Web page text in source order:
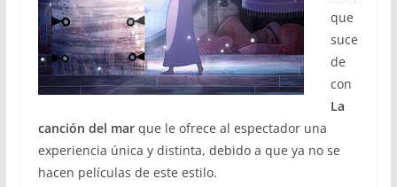
que
suce
de
con
La
canción del marque le ofrece al espectador una
experiencia única y distinta, debido a que ya no se
hacen películas de este estilo.